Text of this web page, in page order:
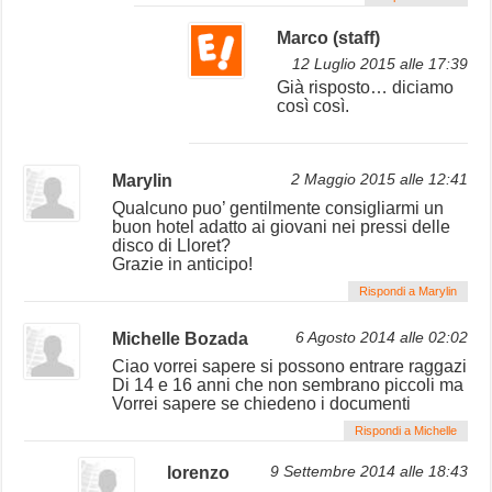
Marco (staff)
12 Luglio 2015 alle 17:39
Già risposto… diciamo
così così.
Marylin 2 Maggio 2015 alle 12:41
Qualcuno puo’ gentilmente consigliarmi un
buon hotel adatto ai giovani nei pressi delle
disco di Lloret?
Grazie in anticipo!
Rispondi a Marylin
Michelle Bozada 6 Agosto 2014 alle 02:02
Ciao vorrei sapere si possono entrare raggazi
Di 14 e 16 anni che non sembrano piccoli ma
Vorrei sapere se chiedeno i documenti
Rispondi a Michelle
lorenzo 9 Settembre 2014 alle 18:43